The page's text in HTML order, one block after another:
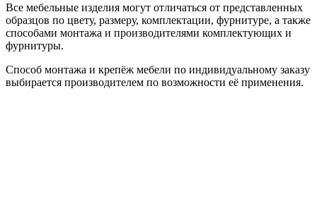
Все мебельные изделия могут отличаться от представленных
образцов по цвету, размеру, комплектации, фурнитуре, а также
способами монтажа и производителями комплектующих и
фурнитуры.
Способ монтажа и крепёж мебели по индивидуальному заказу
выбирается производителем по возможности её применения.